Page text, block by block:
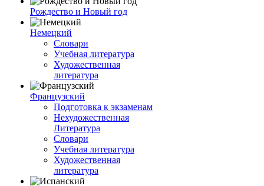
Рождество и Новый год
Немецкий
Словари
Учебная литература
Художественная
литература
Французский
Подготовка к экзаменам
Нехудожественная
Литература
Словари
Учебная литература
Художественная
литература